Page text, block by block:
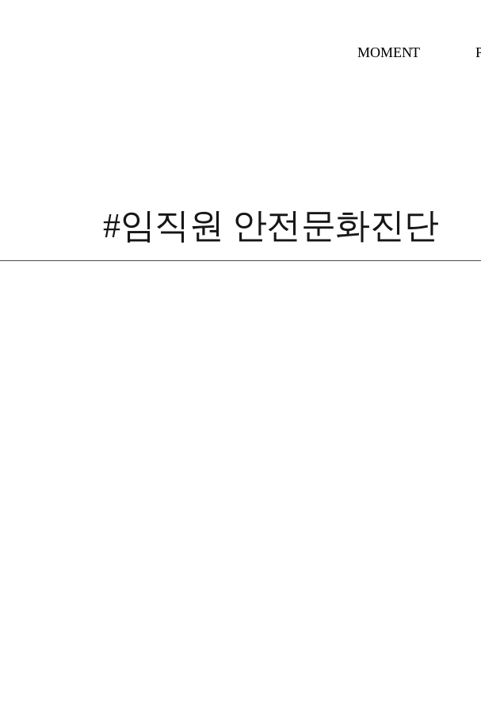
MOMENT
#임직원 안전문화진단